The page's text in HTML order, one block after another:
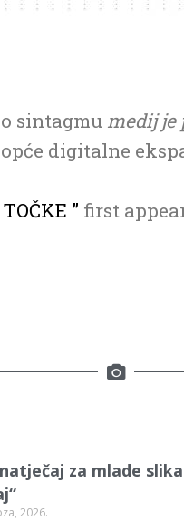
sintagmu medij je
digitalne
” first
za mlade
2026.